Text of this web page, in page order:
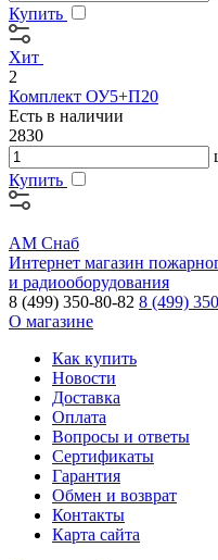
Купить
Хит
2
Комплект ОУ5+П20
Есть в наличии
2830
Купить
АМ Снаб
Интернет магазин
и радиооборудования
8 (499) 350-80-82 8 (499)
О магазине
Как купить
Новости
Доставка
Оплата
Вопросы и ответы
Сертификаты
Гарантия
Обмен и возврат
Контакты
Карта сайта